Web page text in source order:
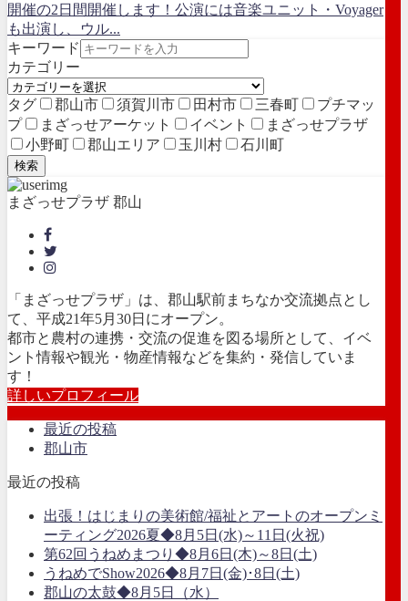
開催の2日間開催します！公演には音楽ユニット・Voyager
も出演し、ウル...
キーワード
カテゴリー
タグ 郡山市 須賀川市 田村市 三春町
プチマッ
プ
まざっせアーケット イベント
まざっせプラザ
小野町
郡山エリア 玉川村 石川町
検索
まざっせプラザ 郡山
「まざっせプラザ」は、郡山駅前まちなか交流拠点とし
て、平成21年5月30日にオープン。
都市と農村の連携・交流の促進を図る場所として、イベ
ント情報や観光・物産情報などを集約・発信していま
す！
詳しいプロフィール
最近の投稿
郡山市
最近の投稿
出張！はじまりの美術館/福祉とアートのオープンミ
ーティング2026夏◆8月5日(水)～11日(火祝)
第62回うねめまつり◆8月6日(木)～8日(土)
うねめでShow2026◆8月7日(金)･8日(土)
郡山の太鼓◆8月5日（水）